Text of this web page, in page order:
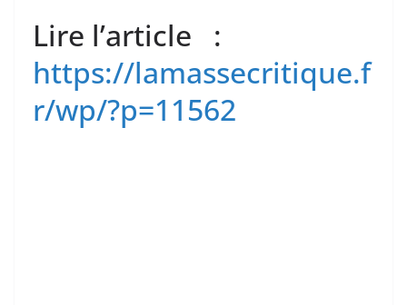
Lire l’article :
https://lamassecritique.f
r/wp/?p=11562